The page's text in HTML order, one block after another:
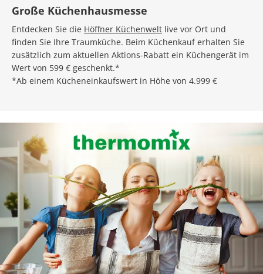
Große Küchenhausmesse
Entdecken Sie die Höffner Küchenwelt live vor Ort und
finden Sie Ihre Traumküche. Beim Küchenkauf erhalten Sie
zusätzlich zum aktuellen Aktions-Rabatt ein Küchengerät im
Wert von 599 € geschenkt.*
*Ab einem Kücheneinkaufswert in Höhe von 4.999 €